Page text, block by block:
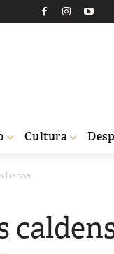
Cultura
Lisboa